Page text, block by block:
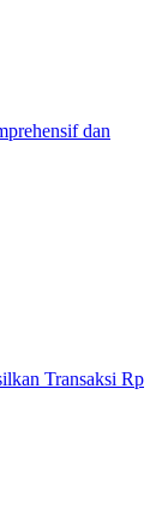
dan
Transaksi Rp